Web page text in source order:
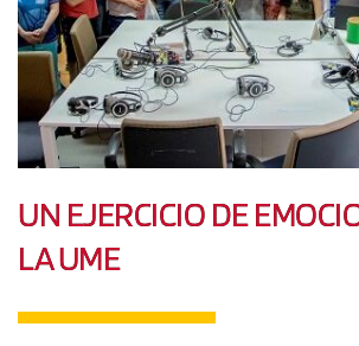
UN EJERCICIO DE
LA UME